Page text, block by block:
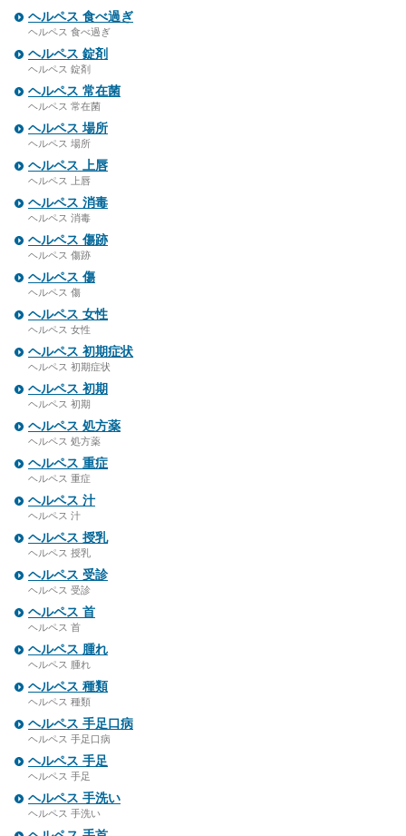
ヘルペス 食べ過ぎ
ヘルペス 食べ過ぎ
ヘルペス 錠剤
ヘルペス 錠剤
ヘルペス 常在菌
ヘルペス 常在菌
ヘルペス 場所
ヘルペス 場所
ヘルペス 上唇
ヘルペス 上唇
ヘルペス 消毒
ヘルペス 消毒
ヘルペス 傷跡
ヘルペス 傷跡
ヘルペス 傷
ヘルペス 傷
ヘルペス 女性
ヘルペス 女性
ヘルペス 初期症状
ヘルペス 初期症状
ヘルペス 初期
ヘルペス 初期
ヘルペス 処方薬
ヘルペス 処方薬
ヘルペス 重症
ヘルペス 重症
ヘルペス 汁
ヘルペス 汁
ヘルペス 授乳
ヘルペス 授乳
ヘルペス 受診
ヘルペス 受診
ヘルペス 首
ヘルペス 首
ヘルペス 腫れ
ヘルペス 腫れ
ヘルペス 種類
ヘルペス 種類
ヘルペス 手足口病
ヘルペス 手足口病
ヘルペス 手足
ヘルペス 手足
ヘルペス 手洗い
ヘルペス 手洗い